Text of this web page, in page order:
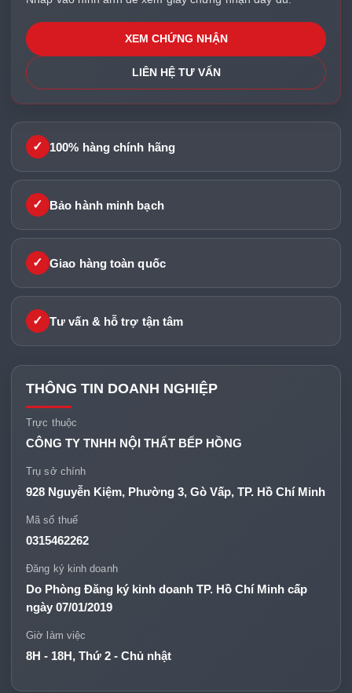
XEM CHỨNG NHẬN
LIÊN HỆ TƯ VẤN
✓ 100% hàng chính hãng
✓ Bảo hành minh bạch
✓ Giao hàng toàn quốc
✓ Tư vấn & hỗ trợ tận tâm
THÔNG TIN DOANH NGHIỆP
Trực thuộc
CÔNG TY TNHH NỘI THẤT BẾP HỒNG
Trụ sở chính
928 Nguyễn Kiệm, Phường 3, Gò Vấp, TP. Hồ Chí Minh
Mã số thuế
0315462262
Đăng ký kinh doanh
Do Phòng Đăng ký kinh doanh TP. Hồ Chí Minh cấp
ngày 07/01/2019
Giờ làm việc
8H - 18H, Thứ 2 - Chủ nhật